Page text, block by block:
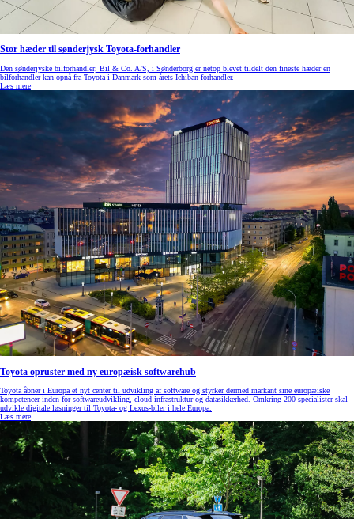
Stor hæder til sønderjysk Toyota-forhandler
Den sønderjyske bilforhandler, Bil & Co. A/S, i Sønderborg er netop blevet tildelt den fineste hæder en
bilforhandler kan opnå fra Toyota i Danmark som årets Ichiban-forhandler.
Læs mere
Toyota opruster med ny europæisk softwarehub
Toyota åbner i Europa et nyt center til udvikling af software og styrker dermed markant sine europæiske
kompetencer inden for softwareudvikling, cloud‑infrastruktur og datasikkerhed. Omkring 200 specialister skal
udvikle digitale løsninger til Toyota- og Lexus‑biler i hele Europa.
Læs mere